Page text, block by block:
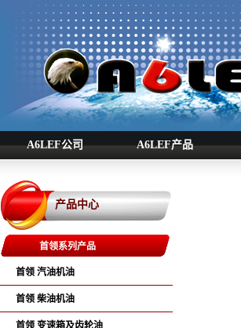
A6LEF公司 A6LEF产品
产品中心
首领系列产品
首领 汽油机油
首领 柴油机油
首领 变速箱及齿轮油